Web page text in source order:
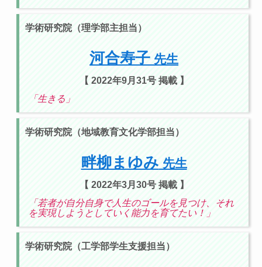
学術研究院（理学部主担当）
河合寿子 先生
【 2022年9月31号 掲載 】
「生きる」
学術研究院（地域教育文化学部担当）
畔柳まゆみ 先生
【 2022年3月30号 掲載 】
「若者が自分自身で人生のゴールを見つけ、それ
を実現しようとしていく能力を育てたい！」
学術研究院（工学部学生支援担当）